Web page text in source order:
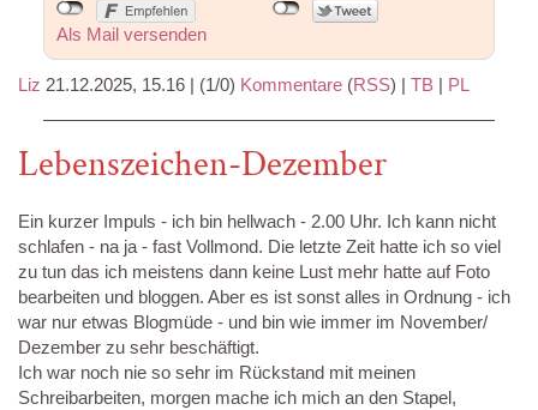
Als Mail versenden
Liz 21.12.2025, 15.16 | (1/0) Kommentare (RSS) | TB | PL
Lebenszeichen-Dezember
Ein kurzer Impuls - ich bin hellwach - 2.00 Uhr. Ich kann nicht
schlafen - na ja - fast Vollmond. Die letzte Zeit hatte ich so viel
zu tun das ich meistens dann keine Lust mehr hatte auf Foto
bearbeiten und bloggen. Aber es ist sonst alles in Ordnung - ich
war nur etwas Blogmüde - und bin wie immer im November/
Dezember zu sehr beschäftigt.
Ich war noch nie so sehr im Rückstand mit meinen
Schreibarbeiten, morgen mache ich mich an den Stapel,